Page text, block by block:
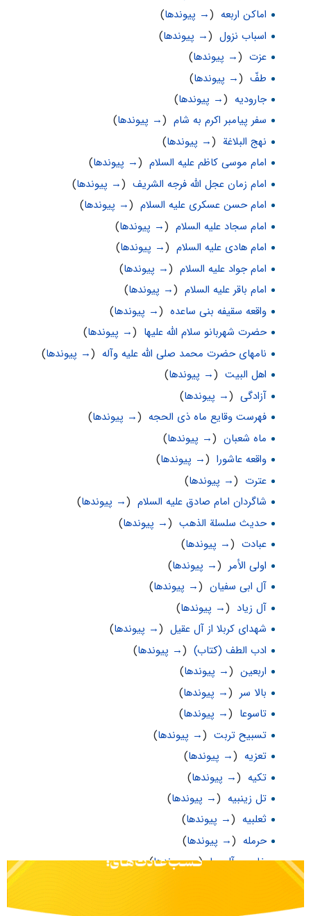
اماکن اربعه‌‌‌‌‌‏
(→ پیوندها)
اسباب نزول‏
(→ پیوندها)
عزت‏
(→ پیوندها)
طفّ‏
(→ پیوندها)
جارودیه‏
(→ پیوندها)
سفر پیامبر اکرم به شام‏
(→ پیوندها)
نهج البلاغة‏
(→ پیوندها)
امام موسی کاظم علیه السلام‏
(→ پیوندها)
امام زمان عجل الله فرجه الشریف‏
(→ پیوندها)
امام حسن عسکری علیه السلام‏
(→ پیوندها)
امام سجاد علیه السلام‏
(→ پیوندها)
امام هادی علیه السلام‏
(→ پیوندها)
امام جواد علیه السلام‏
(→ پیوندها)
امام باقر علیه السلام‏
(→ پیوندها)
واقعه سقیفه بنی ساعده‏
(→ پیوندها)
حضرت شهربانو سلام الله علیها (→ پیوندها)
نامهای حضرت محمد صلی الله علیه وآله‏
(→ پیوندها)
اهل البیت‏
(→ پیوندها)
آزادگی‏
(→ پیوندها)
فهرست وقایع ماه ذی الحجه‏
(→ پیوندها)
ماه شعبان‏
(→ پیوندها)
واقعه عاشورا‏
(→ پیوندها)
عترت‏
(→ پیوندها)
شاگردان امام صادق علیه السلام‏
(→ پیوندها)
حدیث سلسلة الذهب‏
(→ پیوندها)
عبادت‏
(→ پیوندها)
اولی الأمر (→ پیوندها)
آل ابی سفیان‏
(→ پیوندها)
آل زیاد (→ پیوندها)
شهدای کربلا از آل عقیل‏
(→ پیوندها)
ادب الطف (کتاب)‏
(→ پیوندها)
اربعین‏
(→ پیوندها)
بالا سر (→ پیوندها)
تاسوعا (→ پیوندها)
تسبیح تربت‏
(→ پیوندها)
تعزیه‏
(→ پیوندها)
تکیه‏
(→ پیوندها)
تل زینبیه‏
(→ پیوندها)
ثعلبیه‏
(→ پیوندها)
حرمله‏
(→ پیوندها)
خامس آل عبا‏
(→ پیوندها)